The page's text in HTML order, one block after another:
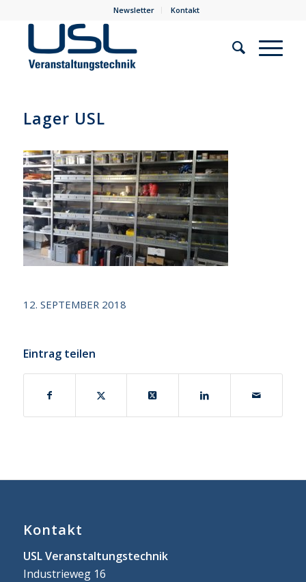
Newsletter Kontakt
Lager USL
12. SEPTEMBER 2018
Eintrag teilen
Kontakt
USL Veranstaltungstechnik
Industrieweg 16